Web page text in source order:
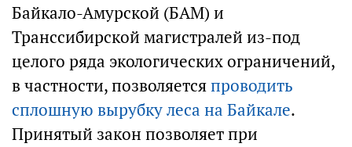
Байкало-Амурской (БАМ) и
Транссибирской магистралей из-под
целого ряда экологических ограничений,
в частности, позволяетсяпроводить
сплошную вырубку леса на Байкале.
Принятый закон позволяет при